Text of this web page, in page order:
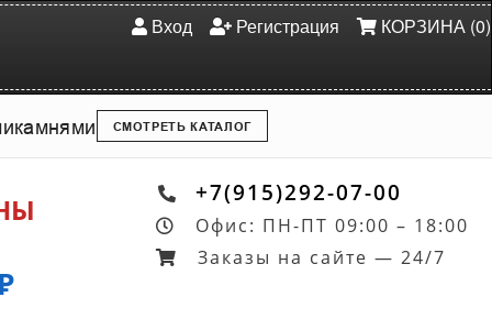
Вход Регистрация КОРЗИНА (0)
камнями СМОТРЕТЬ КАТАЛОГ
+7(915)292-07-00
Офис: ПН-ПТ 09:00 – 18:00
Заказы на сайте — 24/7